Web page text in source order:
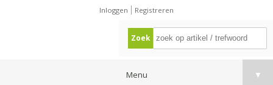
Inloggen Registreren
Zoek
Menu ▼